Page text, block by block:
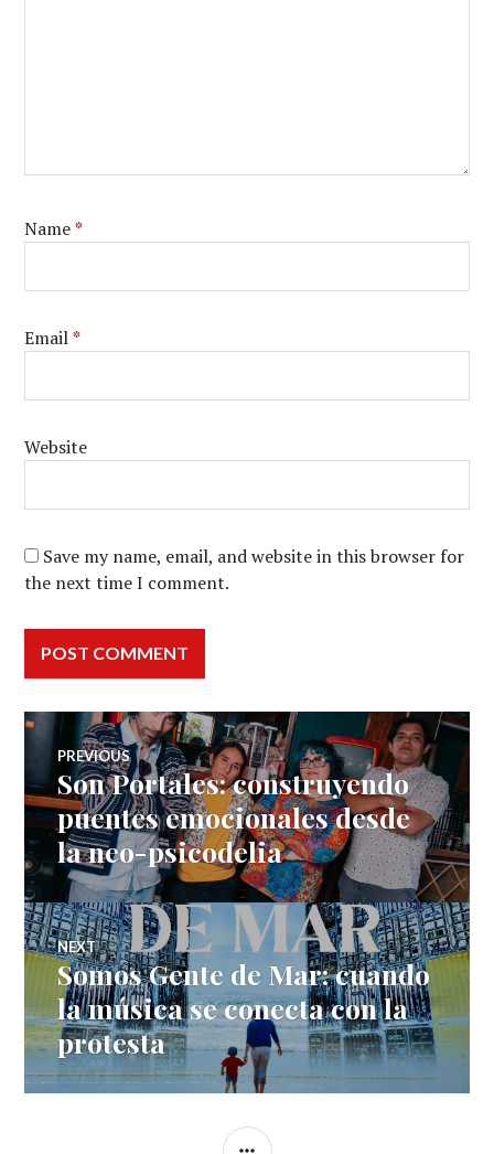
Name*
Email*
Website
Save my name, email, and website in this browser for
the next time I comment.
Post
navigation
PREVIOUS
Previous
post:
Son Portales: construyendo
puentes emocionales desde
la neo-psicodelia
NEXT
Next
post:
Somos Gente de Mar: cuando
la música se conecta con la
protesta
SIDEBAR